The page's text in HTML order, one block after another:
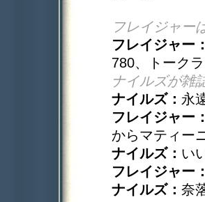
フレイジャー
フレイジャー
780、トーク
ナイルズが雑
ナイルズ： 永
フレイジャー
からマティー
ナイルズ： い
フレイジャー
ナイルズ： 奈